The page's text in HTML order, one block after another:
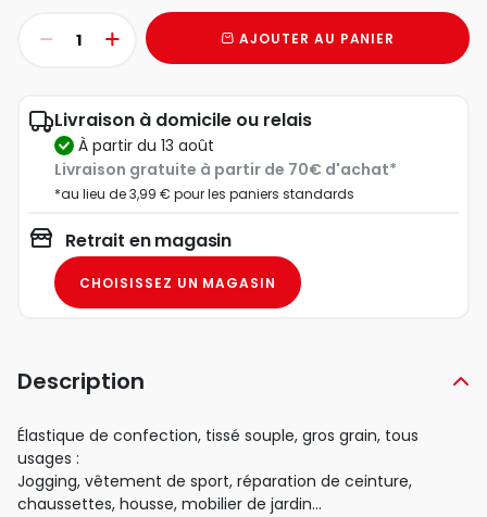
AJOUTER AU PANIER
Livraison à domicile ou relais
à partir du 13 août
Livraison gratuite à partir de 70€ d'achat*
*au lieu de 3,99 € pour les paniers standards
Retrait en magasin
CHOISISSEZ UN MAGASIN
Description
Élastique de confection, tissé souple, gros grain, tous
usages :
Jogging, vêtement de sport, réparation de ceinture,
chaussettes, housse, mobilier de jardin...